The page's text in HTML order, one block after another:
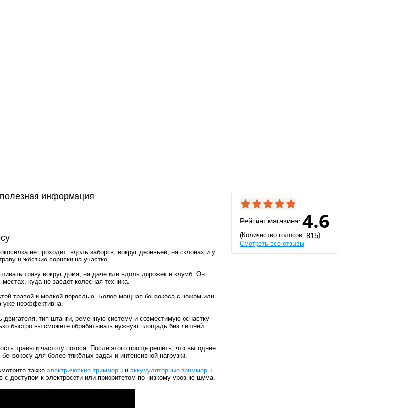
информация
не проходит: вдоль заборов, вокруг деревьев, на склонах и у
и жёсткие сорняки на участке.
траву вокруг дома, на даче или вдоль дорожек и клумб. Он
куда не заедет колесная техника.
травой и мелкой порослью. Более мощная бензокоса с ножом или
уже неэффективна.
тип штанги, ременную систему и совместимую оснастку
быстро вы сможете обрабатывать нужную площадь без лишней
травы и частоту покоса. После этого проще решить, что выгоднее
для более тяжёлых задач и интенсивной нагрузки.
также электрические триммеры и аккумуляторные триммеры
доступом к электросети или приоритетом по низкому уровню шума.
Рейтинг магазина: 4.6
(Количество голосов: 815)
Смотреть все отзывы